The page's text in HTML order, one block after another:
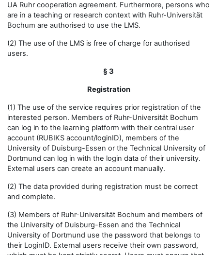
UA Ruhr cooperation agreement. Furthermore, persons who
are in a teaching or research context with Ruhr-Universität
Bochum are authorised to use the LMS.
(2) The use of the LMS is free of charge for authorised
users.
§ 3
Registration
(1) The use of the service requires prior registration of the
interested person. Members of Ruhr-Universität Bochum
can log in to the learning platform with their central user
account (RUBIKS account/loginID), members of the
University of Duisburg-Essen or the Technical University of
Dortmund can log in with the login data of their university.
External users can create an account manually.
(2) The data provided during registration must be correct
and complete.
(3) Members of Ruhr-Universität Bochum and members of
the University of Duisburg-Essen and the Technical
University of Dortmund use the password that belongs to
their LoginID. External users receive their own password,